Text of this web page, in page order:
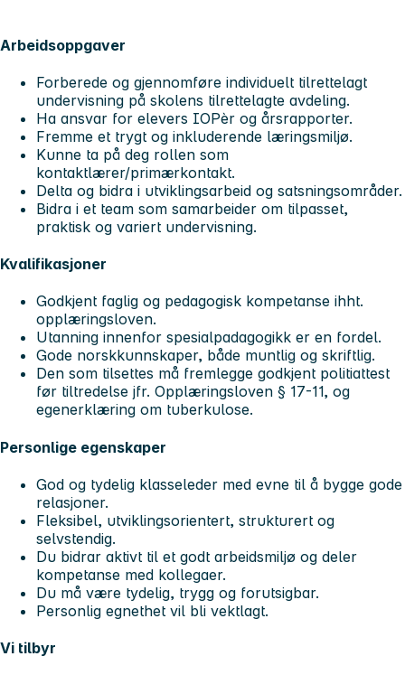
Arbeidsoppgaver
Forberede og gjennomføre individuelt tilrettelagt
undervisning på skolens tilrettelagte avdeling.
Ha ansvar for elevers IOPèr og årsrapporter.
Fremme et trygt og inkluderende læringsmiljø.
Kunne ta på deg rollen som
kontaktlærer/primærkontakt.
Delta og bidra i utviklingsarbeid og satsningsområder.
Bidra i et team som samarbeider om tilpasset,
praktisk og variert undervisning.
Kvalifikasjoner
Godkjent faglig og pedagogisk kompetanse ihht.
opplæringsloven.
Utanning innenfor spesialpadagogikk er en fordel.
Gode norskkunnskaper, både muntlig og skriftlig.
Den som tilsettes må fremlegge godkjent politiattest
før tiltredelse jfr. Opplæringsloven § 17-11, og
egenerklæring om tuberkulose.
Personlige egenskaper
God og tydelig klasseleder med evne til å bygge gode
relasjoner.
Fleksibel, utviklingsorientert, strukturert og
selvstendig.
Du bidrar aktivt til et godt arbeidsmiljø og deler
kompetanse med kollegaer.
Du må være tydelig, trygg og forutsigbar.
Personlig egnethet vil bli vektlagt.
Vi tilbyr